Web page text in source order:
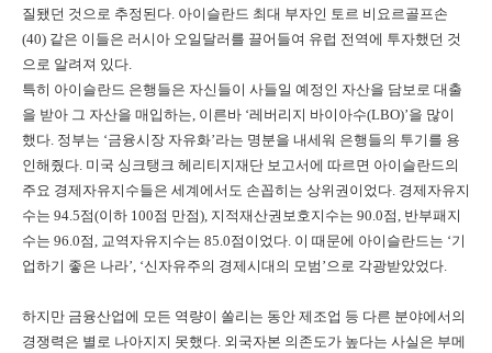
질됐던 것으로 추정된다. 아이슬란드 최대 부자인 토르 비요르골프손
(40) 같은 이들은 러시아 오일달러를 끌어들여 유럽 전역에 투자했던 것
으로 알려져 있다.
특히 아이슬란드 은행들은 자신들이 사들일 예정인 자산을 담보로 대출
을 받아 그 자산을 매입하는, 이른바 ‘레버리지 바이아수(LBO)’을 많이
했다. 정부는 ‘금융시장 자유화’라는 명분을 내세워 은행들의 투기를 용
인해줬다. 미국 싱크탱크 헤리티지재단 보고서에 따르면 아이슬란드의
주요 경제자유지수들은 세계에서도 손꼽히는 상위권이었다. 경제자유지
수는 94.5점(이하 100점 만점), 지적재산권보호지수는 90.0점, 반부패지
수는 96.0점, 교역자유지수는 85.0점이었다. 이 때문에 아이슬란드는 ‘기
업하기 좋은 나라’, ‘신자유주의 경제시대의 모범’으로 각광받았었다.
하지만 금융산업에 모든 역량이 쏠리는 동안 제조업 등 다른 분야에서의
경쟁력은 별로 나아지지 못했다. 외국자본 의존도가 높다는 사실은 부메